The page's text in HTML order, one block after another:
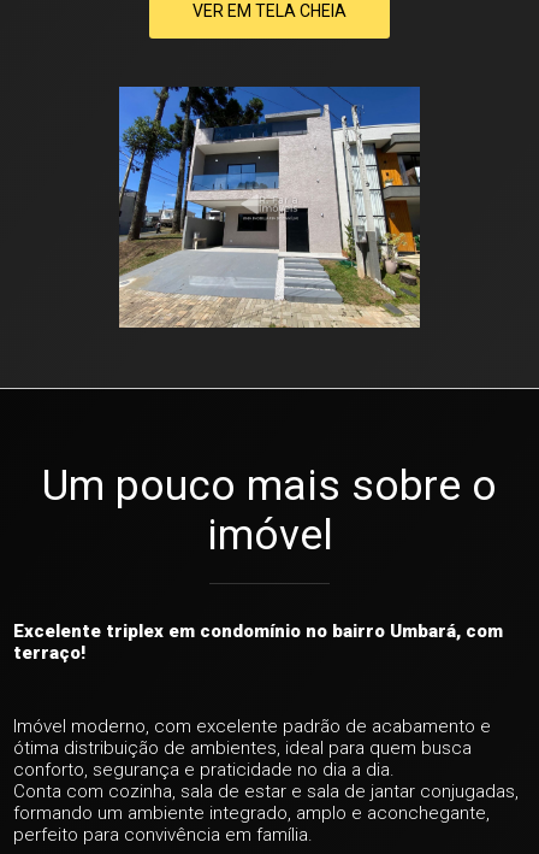
VER EM TELA CHEIA
Um pouco mais sobre o
imóvel
Excelente triplex em condomínio no bairro Umbará, com
terraço!
Imóvel moderno, com excelente padrão de acabamento e
ótima distribuição de ambientes, ideal para quem busca
conforto, segurança e praticidade no dia a dia.
Conta com cozinha, sala de estar e sala de jantar conjugadas,
formando um ambiente integrado, amplo e aconchegante,
perfeito para convivência em família.